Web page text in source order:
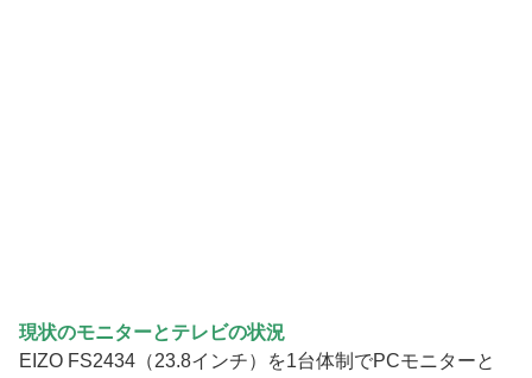
現状のモニターとテレビの状況
EIZO FS2434（23.8インチ）を1台体制でPCモニターと